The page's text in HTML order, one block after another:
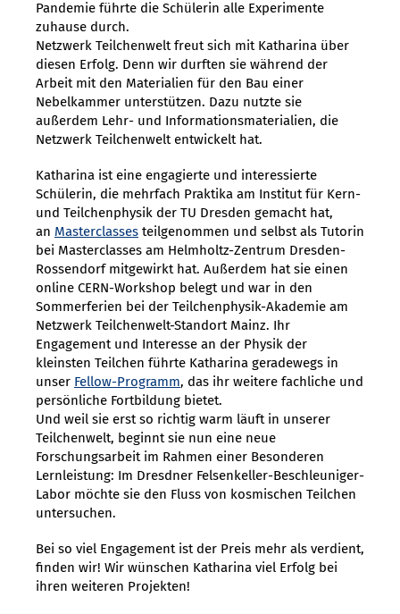
Pandemie führte die Schülerin alle Experimente
zuhause durch.
Netzwerk Teilchenwelt freut sich mit Katharina über
diesen Erfolg. Denn wir durften sie während der
Arbeit mit den Materialien für den Bau einer
Nebelkammer unterstützen. Dazu nutzte sie
außerdem Lehr- und Informationsmaterialien, die
Netzwerk Teilchenwelt entwickelt hat.
Katharina ist eine engagierte und interessierte
Schülerin, die mehrfach Praktika am Institut für Kern-
und Teilchenphysik der TU Dresden gemacht hat,
an Masterclasses teilgenommen und selbst als Tutorin
bei Masterclasses am Helmholtz-Zentrum Dresden-
Rossendorf mitgewirkt hat. Außerdem hat sie einen
online CERN-Workshop belegt und war in den
Sommerferien bei der Teilchenphysik-Akademie am
Netzwerk Teilchenwelt-Standort Mainz. Ihr
Engagement und Interesse an der Physik der
kleinsten Teilchen führte Katharina geradewegs in
unser Fellow-Programm, das ihr weitere fachliche und
persönliche Fortbildung bietet.
Und weil sie erst so richtig warm läuft in unserer
Teilchenwelt, beginnt sie nun eine neue
Forschungsarbeit im Rahmen einer Besonderen
Lernleistung: Im Dresdner Felsenkeller-Beschleuniger-
Labor möchte sie den Fluss von kosmischen Teilchen
untersuchen.
Bei so viel Engagement ist der Preis mehr als verdient,
finden wir! Wir wünschen Katharina viel Erfolg bei
ihren weiteren Projekten!